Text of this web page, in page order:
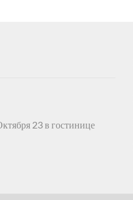
23 в гостинице